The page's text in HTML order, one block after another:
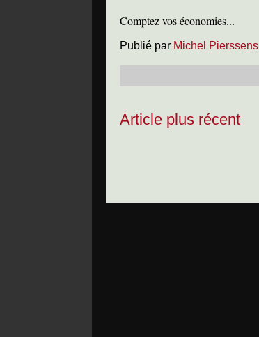
Comptez vos économies...
Publié par Michel Pierssens
Article plus récent